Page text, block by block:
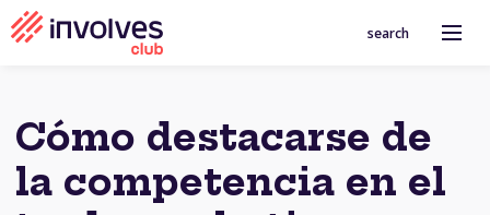
search
Cómo destacarse de
la competencia en el